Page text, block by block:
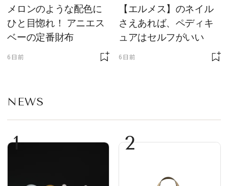
メロンのような配色に
ひと目惚れ！ アニエス
ベーの定番財布
6日前
【エルメス】のネイル
さえあれば、ペディキ
ュアはセルフがいい
6日前
NEWS
1 2